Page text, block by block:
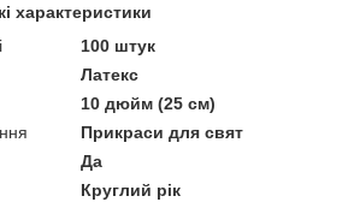
характеристики
100 штук
Латекс
10 дюйм (25 см)
Прикраси для свят
Да
Круглий рік